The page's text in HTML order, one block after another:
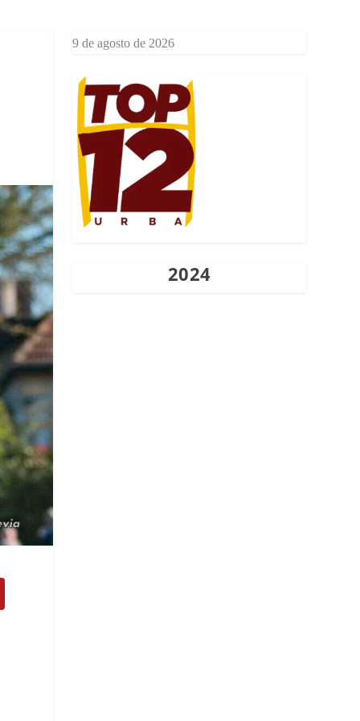
9 de agosto de 2026
2024